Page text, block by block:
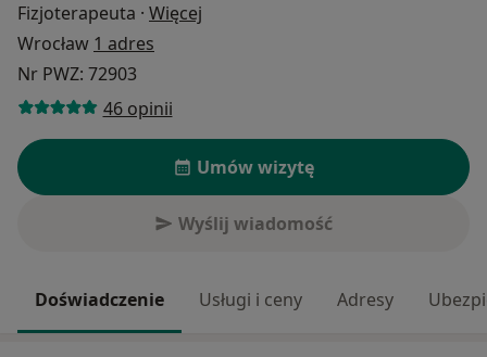
Fizjoterapeuta · Więcej
Wrocław 1 adres
Nr PWZ: 72903
46 opinii
Umów wizytę
Wyślij wiadomość
Doświadczenie Usługi i ceny Adresy